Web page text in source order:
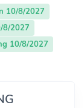
10/8/2027
8/2027
10/8/2027